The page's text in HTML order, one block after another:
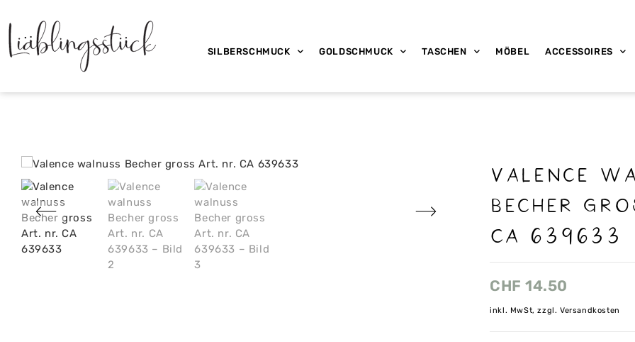
SILBERSCHMUCK GOLDSCHMUCK TASCHEN MÖBEL ACCESSOIRES
Valence
Becher
CA 639633
CHF 14.50
inkl. MwSt, zzgl. Versandkosten